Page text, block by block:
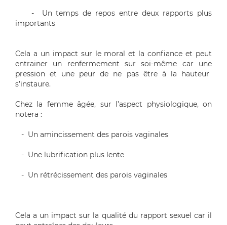
- Un temps de repos entredeux rapports plus
importants
Cela a un impact sur le moral et la confiance et peut
entrainer un
renfermement sursoi-même car une
pression et une peur de ne pas être à la hauteur
s’instaure.
Chez la femmeâgée, sur l’aspect physiologique, on
notera :
- Un amincissement des parois vaginales
- Une lubrification plus lente
- Un rétrécissement des parois vaginales
Cela a un impact sur la qualité du rapport sexuel car il